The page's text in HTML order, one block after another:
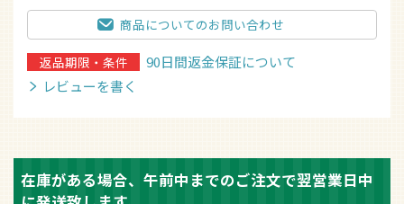
商品についてのお問い合わせ
返品期限・条件
90日間返金保証について
レビューを書く
在庫がある場合、午前中までのご注文で翌営業日中